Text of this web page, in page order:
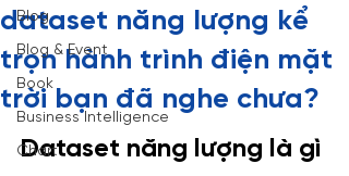
Blog
Blog & Event
Book
Business Intelligence
Chart
dataset năng lượng kể
trọn hành trình điện mặt
trời bạn đã nghe chưa?
Dataset năng lượng là gì